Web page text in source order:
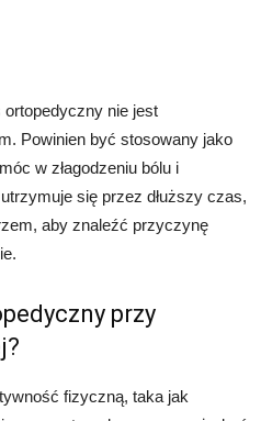
ortopedyczny nie jest
Powinien być stosowany jako
w złagodzeniu bólu i
się przez dłuższy czas,
aby znaleźć przyczynę
przy
fizyczną, taka jak